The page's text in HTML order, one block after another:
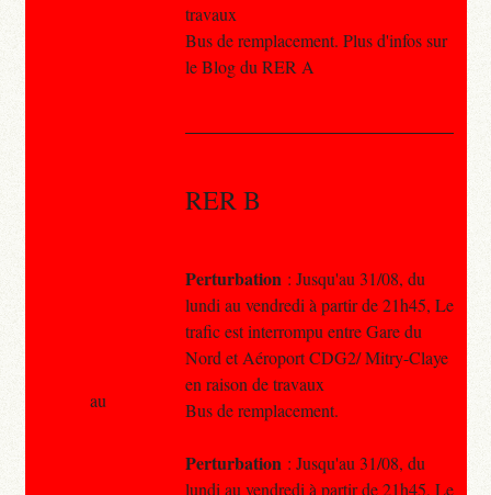
travaux
Bus de remplacement. Plus d'infos sur
le Blog du RER A
RER B
Perturbation : Jusqu'au 31/08, du
lundi au vendredi à partir de 21h45, Le
trafic est interrompu entre Gare du
Nord et Aéroport CDG2/ Mitry-Claye
en raison de travaux
Bus de remplacement.
Perturbation : Jusqu'au 31/08, du
lundi au vendredi à partir de 21h45, Le
au